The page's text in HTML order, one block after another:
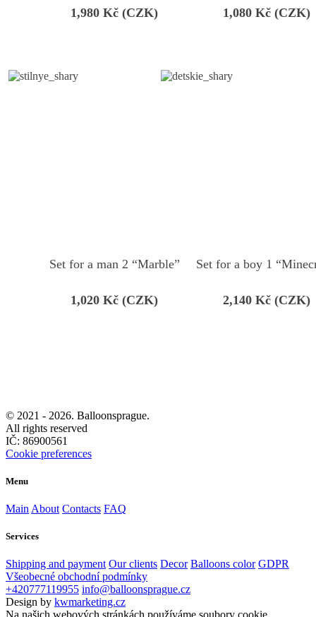
1,980Kč (CZK) 1,080Kč (CZK)
Set for a man 2 “Marble”
1,020Kč (CZK)
Set for a boy 1
2,140Kč (CZK)
© 2021 - 2026. Balloonsprague.
All rights reserved
IČ: 86900561
Cookie preferences
Menu
Main About Contacts FAQ
Services
Shipping and payment Our clients Decor Balloons color GDPR
Všeobecné obchodní podmínky
+420777119955 info@balloonsprague.cz
Design by kwmarketing.cz